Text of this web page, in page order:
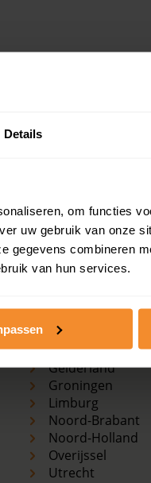
Details
om functies
uw gebruik van onze
gegevens combineren
van hun services.
cijfers in deze
Koopwoningen
Flevoland
Friesland
Gelderland
Groningen
Limburg
Noord-Brabant
Noord-Holland
Overijssel
Utrecht